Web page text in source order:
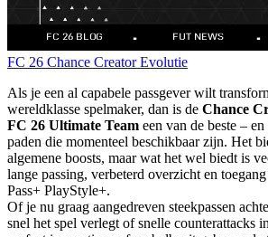
FC 26 Chance CreatorEvolutie
Als je een al capabele passgever wilt
wereldklasse spelmaker, dan is de Chance
FC 26 Ultimate Team een van de beste –
paden die momenteel beschikbaar zijn. Het
algemene boosts, maar wat het wel biedt is
lange passing, verbeterd overzicht en
Pass+ PlayStyle+.
Of je nu graag aangedreven steekpassen
snel het spel verlegt of snelle counterattacks